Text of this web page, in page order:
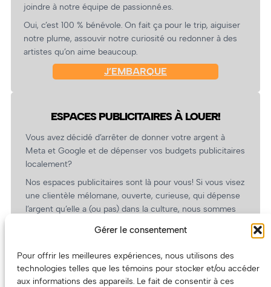
Gérer le consentement
Pour offrir les meilleures expériences, nous utilisons des
technologies telles que les témoins pour stocker et/ou accéder
aux informations des appareils. Le fait de consentir à ces
joindre à notre équipe de passionné.es.
Oui, c’est 100 % bénévole. On fait ça pour le trip, aiguiser
notre plume, assouvir notre curiosité ou redonner à des
artistes qu’on aime beaucoup.
J’EMBARQUE
ESPACES PUBLICITAIRES À LOUER!
Vous avez décidé d’arrêter de donner votre argent à
Meta et Google et de dépenser vos budgets publicitaires
localement?
Nos espaces publicitaires sont là pour vous! Si vous visez
une clientèle mélomane, ouverte, curieuse, qui dépense
l’argent qu’elle a (ou pas) dans la culture, nous sommes
revient.
(Oui, on va avoir des tarifs spéciaux pour vous, les